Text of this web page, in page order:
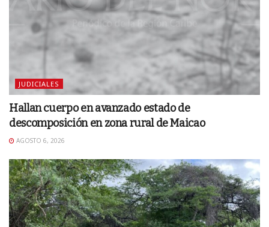
JUDICIALES
Hallan cuerpo en avanzado estado de
descomposición en zona rural de Maicao
AGOSTO 6, 2026